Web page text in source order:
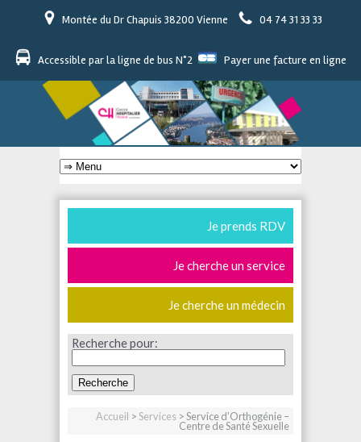
Montée du Dr Chapuis 38200 Vienne 04 74 31 33 33
Accessible par la ligne de bus N°2 Payer une facture en ligne
Je prends RDV
Je cherche un service
Je cherche un médecin
Recherche pour:
Accueil >Services > Service d’Orthogénie –
Centre de Santé Sexuelle